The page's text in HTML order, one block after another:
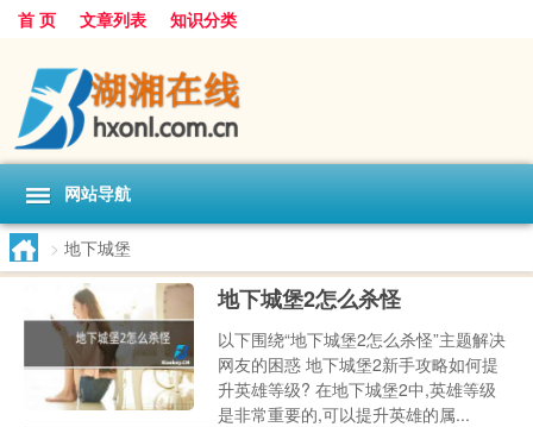
首 页 文章列表 知识分类
网站导航
> 地下城堡
地下城堡2怎么杀怪
以下围绕“地下城堡2怎么杀怪”主题解决
网友的困惑 地下城堡2新手攻略如何提
升英雄等级? 在地下城堡2中,英雄等级
是非常重要的,可以提升英雄的属...